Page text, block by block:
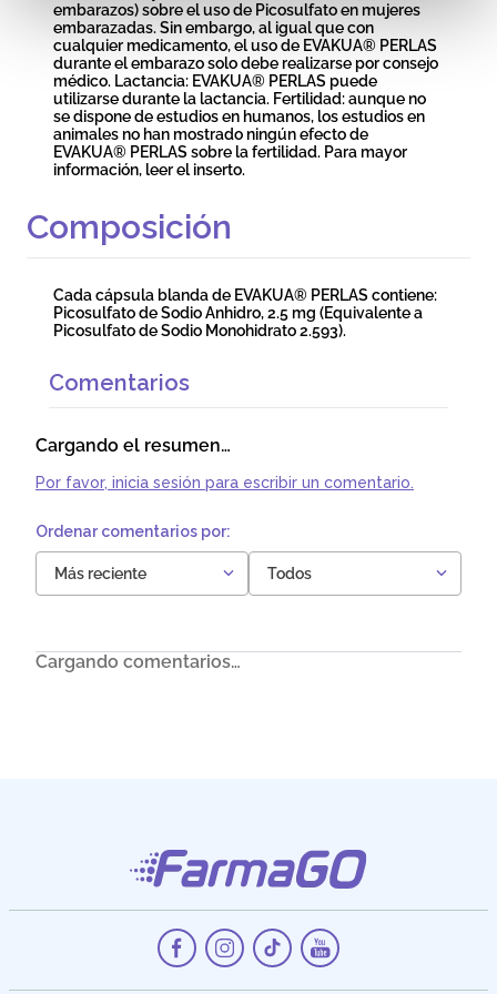
embarazos) sobre el uso de Picosulfato en mujeres
embarazadas. Sin embargo, al igual que con
cualquier medicamento, el uso de EVAKUA® PERLAS
durante el embarazo solo debe realizarse por consejo
médico. Lactancia: EVAKUA® PERLAS puede
utilizarse durante la lactancia. Fertilidad: aunque no
se dispone de estudios en humanos, los estudios en
animales no han mostrado ningún efecto de
EVAKUA® PERLAS sobre la fertilidad. Para mayor
información, leer el inserto.
Composición
Cada cápsula blanda de EVAKUA® PERLAS contiene:
Picosulfato de Sodio Anhidro, 2.5 mg (Equivalente a
Picosulfato de Sodio Monohidrato 2.593).
Comentarios
Cargando el resumen…
Por favor, inicia sesión para escribir un comentario.
Más reciente Todos
Cargando comentarios…